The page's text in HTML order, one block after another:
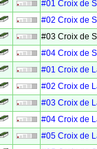
#01 Croix de
#02 Croix de
#03 Croix de
#04 Croix de
#01 Croix de
#02 Croix de
#03 Croix de
#04 Croix de
#05 Croix de